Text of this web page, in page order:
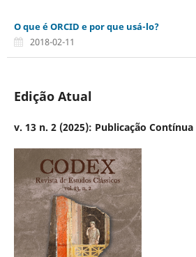
O que é ORCID e por que usá-lo?
2018-02-11
Edição Atual
v. 13 n. 2 (2025): Publicação Contínua